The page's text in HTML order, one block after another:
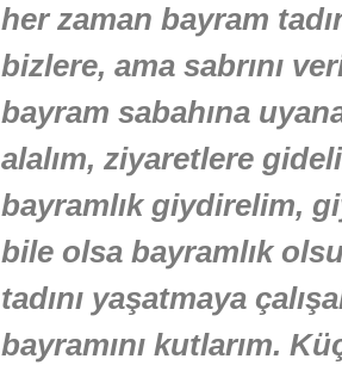
her zaman bayram
bizlere, ama sabrını
bayram sabahına
alalım, ziyaretlere
bayramlık giydirelim,
bile olsa bayramlık
tadını yaşatmaya
bayramını kutlarım.